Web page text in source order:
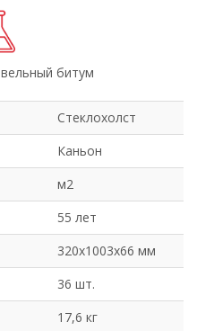
Хвойный
Арагон
Гранада
Рябина
битум
Стеклохолст
Каньон
м2
55 лет
320x1003x66 мм
36 шт.
17,6 кг